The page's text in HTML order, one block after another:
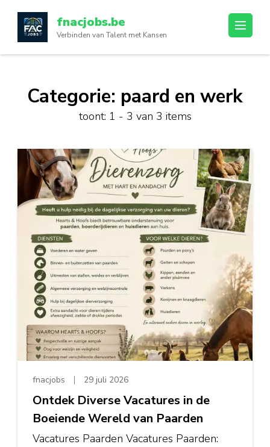
inhoud
(druk
fnacjobs.be
Verbinden van Talent met Kansen
Categorie: paard en werk
toont: 1 - 3 van 3 items
fnacjobs 29 juli 2026
Ontdek Diverse Vacatures in de
Boeiende Wereld van Paarden
Vacatures Paarden Vacatures Paarden: